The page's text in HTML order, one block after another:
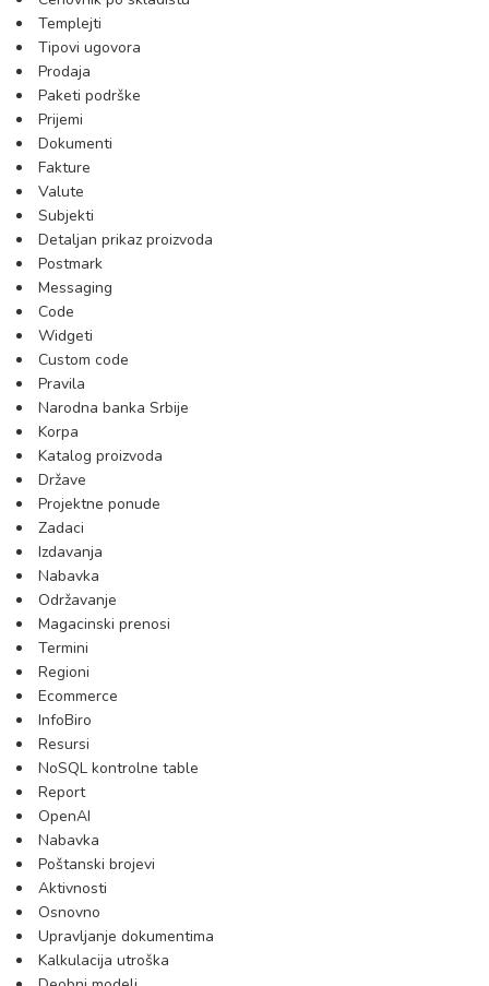
Templejti
Tipovi ugovora
Prodaja
Paketi podrške
Prijemi
Dokumenti
Fakture
Valute
Subjekti
Detaljan prikaz proizvoda
Postmark
Messaging
Code
Widgeti
Custom code
Pravila
Narodna banka Srbije
Korpa
Katalog proizvoda
Države
Projektne ponude
Zadaci
Izdavanja
Nabavka
Održavanje
Magacinski prenosi
Termini
Regioni
Ecommerce
InfoBiro
Resursi
NoSQL kontrolne table
Report
OpenAI
Nabavka
Poštanski brojevi
Aktivnosti
Osnovno
Upravljanje dokumentima
Kalkulacija utroška